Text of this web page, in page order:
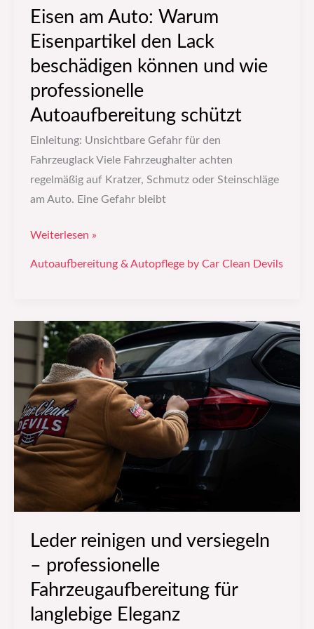
Eisen am Auto: Warum
Eisenpartikel den Lack
beschädigen können und wie
professionelle
Autoaufbereitung schützt
Einleitung: Unsichtbare Gefahr für den
Fahrzeuglack Viele Fahrzeughalter achten
regelmäßig auf Kratzer, Schmutz oder Steinschläge
am Auto. Eine Gefahr bleibt
professionelle
Autoaufbereitung
schützt
Weiterlesen »
Autoaufbereitung & Autopflege by Car Clean Devils
Leder reinigen und versiegeln
– professionelle
Fahrzeugaufbereitung für
langlebige Eleganz
Leder
reinigen
und
versiegeln
–
professionelle
Fahrzeugaufbereitung
für
langlebige